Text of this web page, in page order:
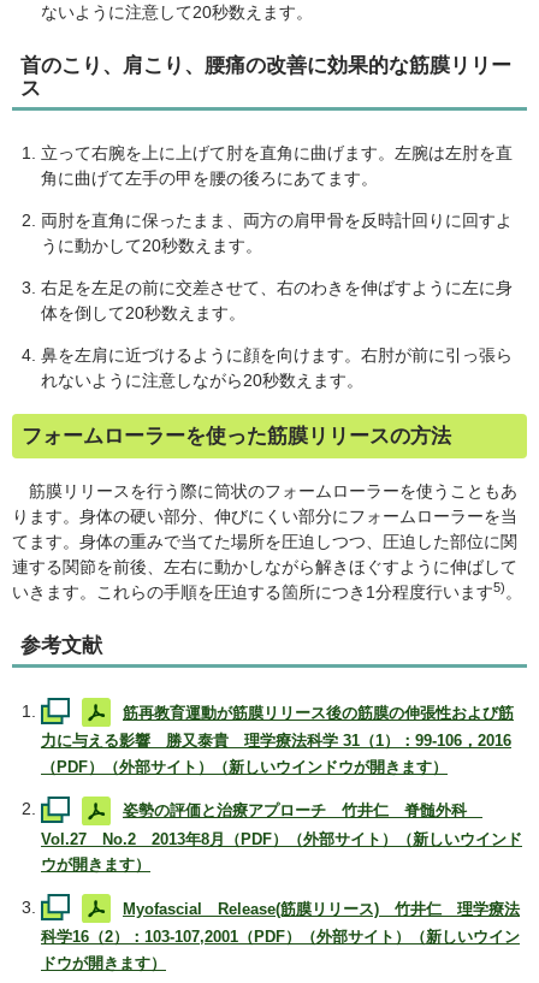
ないように注意して20秒数えます。
首のこり、肩こり、腰痛の改善に効果的な筋膜リリー
ス
立って右腕を上に上げて肘を直角に曲げます。左腕は左肘を直
角に曲げて左手の甲を腰の後ろにあてます。
両肘を直角に保ったまま、両方の肩甲骨を反時計回りに回すよ
うに動かして20秒数えます。
右足を左足の前に交差させて、右のわきを伸ばすように左に身
体を倒して20秒数えます。
鼻を左肩に近づけるように顔を向けます。右肘が前に引っ張ら
れないように注意しながら20秒数えます。
フォームローラーを使った筋膜リリースの方法
筋膜リリースを行う際に筒状のフォームローラーを使うこともあ
ります。身体の硬い部分、伸びにくい部分にフォームローラーを当
てます。身体の重みで当てた場所を圧迫しつつ、圧迫した部位に関
連する関節を前後、左右に動かしながら解きほぐすように伸ばして
いきます。これらの手順を圧迫する箇所につき1分程度行います5) 。
参考文献
筋再教育運動が筋膜リリース後の筋膜の伸張性および筋
力に与える影響 勝又泰貴 理学療法科学 31（1）：99-106，2016
（PDF）（外部サイト）（新しいウインドウが開きます）
姿勢の評価と治療アプローチ 竹井仁 脊髄外科
Vol.27 No.2 2013年8月（PDF）（外部サイト）（新しいウインド
ウが開きます）
Myofascial Release(筋膜リリース) 竹井仁 理学療法
科学16（2）：103-107,2001（PDF）（外部サイト）（新しいウイン
ドウが開きます）